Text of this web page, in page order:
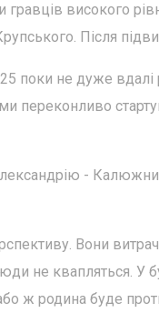
гравців високого
Після
поки не дуже
переконливо
-
Вони
не квапляться.
ж родина буде